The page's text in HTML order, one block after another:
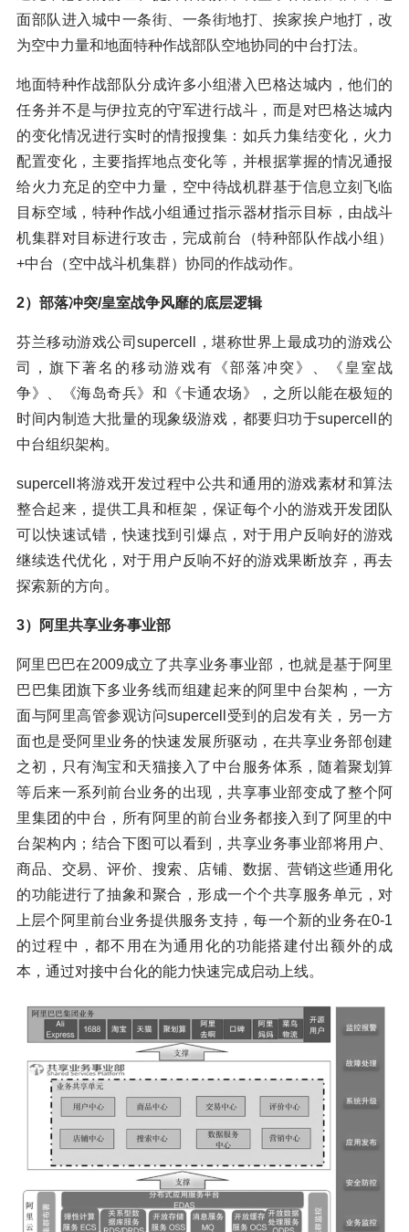
面部队进入城中一条街、一条街地打、挨家挨户地打，改
为空中力量和地面特种作战部队空地协同的中台打法。
地面特种作战部队分成许多小组潜入巴格达城内，他们的
任务并不是与伊拉克的守军进行战斗，而是对巴格达城内
的变化情况进行实时的情报搜集：如兵力集结变化，火力
配置变化，主要指挥地点变化等，并根据掌握的情况通报
给火力充足的空中力量，空中待战机群基于信息立刻飞临
目标空域，特种作战小组通过指示器材指示目标，由战斗
机集群对目标进行攻击，完成前台（特种部队作战小组）
+中台（空中战斗机集群）协同的作战动作。
2）部落冲突/皇室战争风靡的底层逻辑
芬兰移动游戏公司supercell，堪称世界上最成功的游戏公
司，旗下著名的移动游戏有《部落冲突》、《皇室战
争》、《海岛奇兵》和《卡通农场》，之所以能在极短的
时间内制造大批量的现象级游戏，都要归功于supercell的
中台组织架构。
supercell将游戏开发过程中公共和通用的游戏素材和算法
整合起来，提供工具和框架，保证每个小的游戏开发团队
可以快速试错，快速找到引爆点，对于用户反响好的游戏
继续迭代优化，对于用户反响不好的游戏果断放弃，再去
探索新的方向。
3）阿里共享业务事业部
阿里巴巴在2009成立了共享业务事业部，也就是基于阿里
巴巴集团旗下多业务线而组建起来的阿里中台架构，一方
面与阿里高管参观访问supercell受到的启发有关，另一方
面也是受阿里业务的快速发展所驱动，在共享业务部创建
之初，只有淘宝和天猫接入了中台服务体系，随着聚划算
等后来一系列前台业务的出现，共享事业部变成了整个阿
里集团的中台，所有阿里的前台业务都接入到了阿里的中
台架构内；结合下图可以看到，共享业务事业部将用户、
商品、交易、评价、搜索、店铺、数据、营销这些通用化
的功能进行了抽象和聚合，形成一个个共享服务单元，对
上层个阿里前台业务提供服务支持，每一个新的业务在0-1
的过程中，都不用在为通用化的功能搭建付出额外的成
本，通过对接中台化的能力快速完成启动上线。